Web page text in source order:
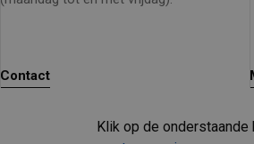
Contact
Klik op de onderstaande